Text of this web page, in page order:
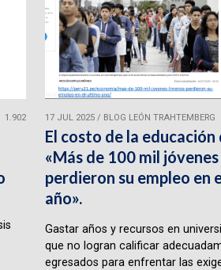
1.902 17 JUL 2025/ BLOG LEÓN TRAHTEMBERG
El costo de la
«Más de 100 mil
perdieron su empleo en
año».
Gastar años y recursos en
que no logran calificar
egresados para enfrentar las